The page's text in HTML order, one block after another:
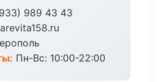
989 43 43
Пн-Вс: 10:00-22:00